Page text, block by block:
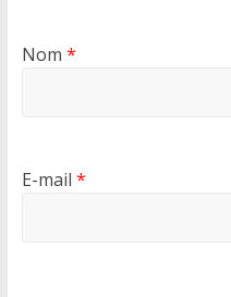
Nom *
E-mail *